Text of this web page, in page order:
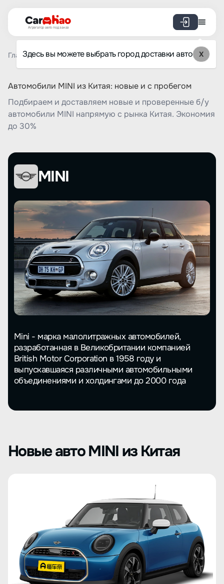
Агрегатор авто под заказ
Здесь вы можете выбрать город доставки авто X
Главная Список брендов MINI
Автомобили MINI из Китая: новые и с пробегом
Подбираем и доставляем новые и проверенные б/у
автомобили MINI напрямую с рынка Китая. Экономия
до 30%
MINI
Mini - марка малолитражных автомобилей,
разработанная в Великобритании компанией
British Motor Corporation в 1958 году и
выпускавшаяся различными автомобильными
объединениями и холдингами до 2000 года
Новые авто MINI из Китая